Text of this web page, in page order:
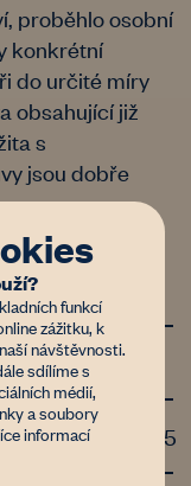
proběhlo osobní
konkrétní
do určité míry
obsahující již
s
jsou dobře
1/4
0.5/0.5
funkcí
zážitku, k
návštěvnosti.
sdílíme s
médií,
a soubory
informací